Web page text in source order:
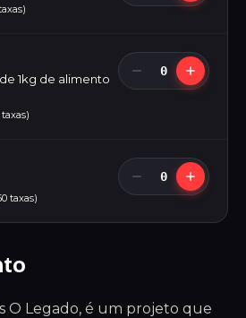
O Legado, é um projeto que
1kg de alimento
taxas)
0
taxas)
0